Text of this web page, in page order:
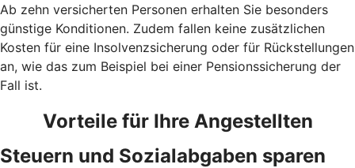
Ab zehn versicherten Personen erhalten Sie besonders
günstige Konditionen. Zudem fallen keine zusätzlichen
Kosten für eine Insolvenzsicherung oder für Rückstellungen
an, wie das zum Beispiel bei einer Pensionssicherung der
Fall ist.
Vorteile für Ihre Angestellten
Steuern und Sozialabgaben sparen